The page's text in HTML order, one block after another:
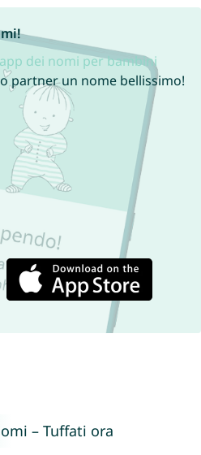
app dei nomi per bambini
partner un nome bellissimo!
– Tuffati ora